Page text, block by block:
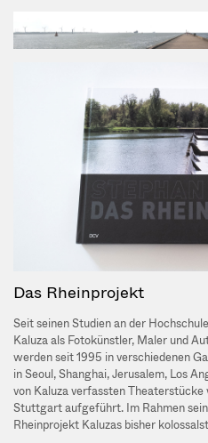
Das Rheinprojekt
Seit seinen Studien an der
Kaluza als Fotokünstler, Maler und
werden seit 1995 in verschiedenen
in Seoul, Shanghai, Jerusalem, Los
von Kaluza verfassten
Stuttgart aufgeführt. Im Rahmen
Rheinprojekt Kaluzas bisher